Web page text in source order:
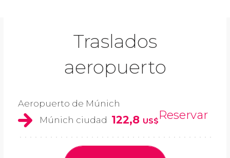
Traslados
aeropuerto
Aeropuerto de Múnich
Múnich ciudad 122,8 US$Reservar